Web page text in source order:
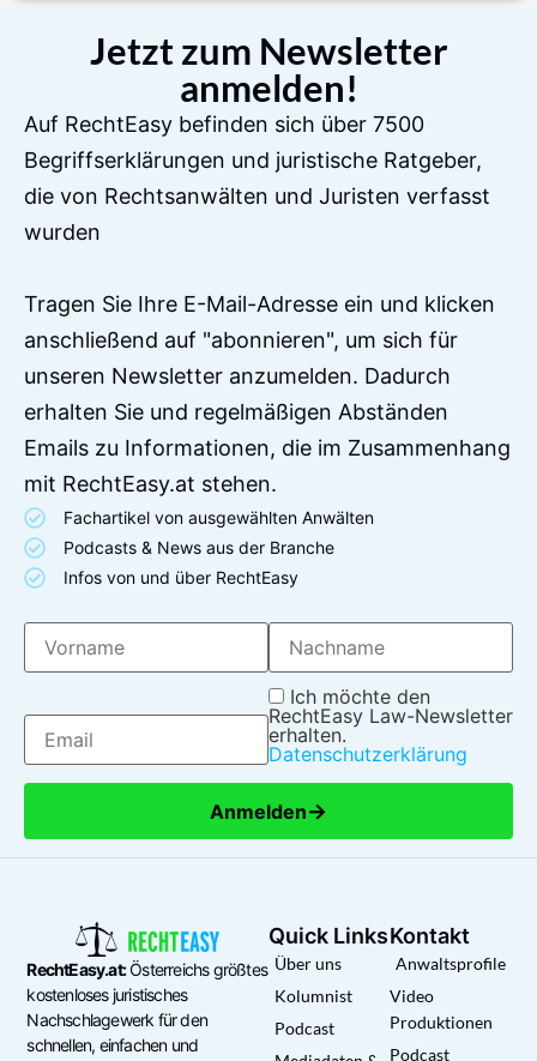
Jetzt zum Newsletter
anmelden!
Auf RechtEasy befinden sich über 7500
Begriffserklärungen und juristische Ratgeber,
die von Rechtsanwälten und Juristen verfasst
wurden
Tragen Sie Ihre E-Mail-Adresse ein und klicken
anschließend auf "abonnieren", um sich für
unseren Newsletter anzumelden. Dadurch
erhalten Sie und regelmäßigen Abständen
Emails zu Informationen, die im Zusammenhang
mit RechtEasy.at stehen.
Fachartikel von ausgewählten Anwälten
Podcasts & News aus der Branche
Infos von und über RechtEasy
Ich möchte den
RechtEasy Law-Newsletter
erhalten.
Datenschutzerklärung
Anmelden→
RechtEasy.at:Österreichs größtes
kostenloses juristisches
Nachschlagewerk für den
schnellen, einfachen und
Quick Links
Über uns
Kolumnist
Podcast
Kontakt
Anwaltsprofile
Video
Produktionen
Podcast